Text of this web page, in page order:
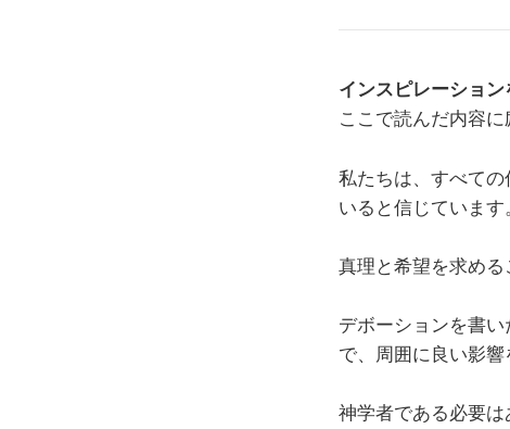
インスピレーション
ここで読んだ内容
私たちは、すべて
いると信じています
真理と希望を求める
デボーションを書
で、周囲に良い影響
神学者である必要は